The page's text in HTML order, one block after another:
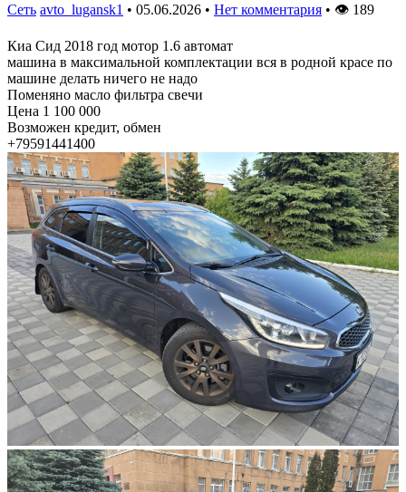
Сеть avto_lugansk1 • 05.06.2026 • Нет комментария • 👁 189
Киа Сид 2018 год мотор 1.6 автомат
машина в максимальной комплектации вся в родной красе по
машине делать ничего не надо
Поменяно масло фильтра свечи
Цена 1 100 000
Возможен кредит, обмен
+79591441400